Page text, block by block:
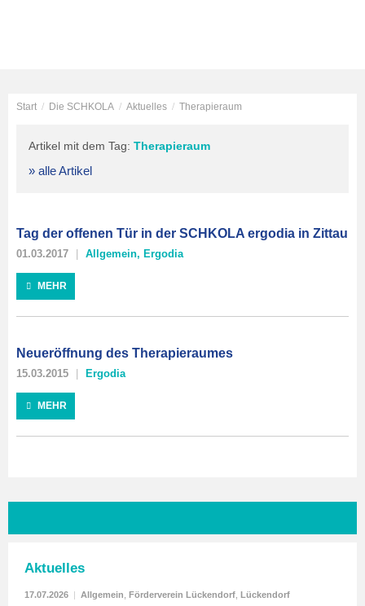
Start / Die SCHKOLA / Aktuelles / Therapieraum
Artikel mit dem Tag: Therapieraum
» alle Artikel
Tag der offenen Tür in der SCHKOLA ergodia in Zittau
01.03.2017 Allgemein, Ergodia
MEHR
Neueröffnung des Therapieraumes
15.03.2015 Ergodia
MEHR
Aktuelles
17.07.2026 | Allgemein Förderverein Lückendorf Lückendorf